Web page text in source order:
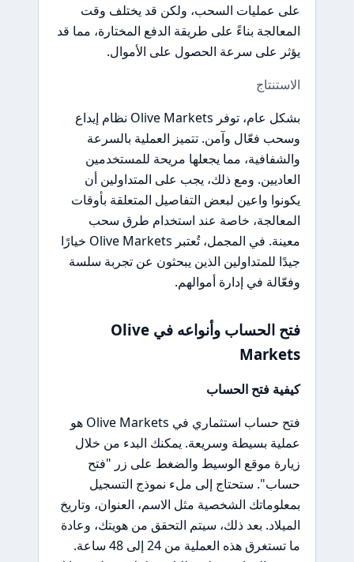
على عمليات السحب، ولكن قد يختلف وقت
المعالجة بناءً على طريقة الدفع المختارة، مما قد
يؤثر على سرعة الحصول على الأموال.
الاستنتاج
بشكل عام، توفر Olive Markets نظام إيداع
وسحب فعّال وآمن. تتميز العملية بالسرعة
والشفافية، مما يجعلها مريحة للمستخدمين
العاديين. ومع ذلك، يجب على المتداولين أن
يكونوا واعين لبعض التفاصيل المتعلقة بأوقات
المعالجة، خاصة عند استخدام طرق سحب
معينة. في المجمل، تُعتبر Olive Markets خيارًا
جيدًا للمتداولين الذين يبحثون عن تجربة سلسة
وفعّالة في إدارة أموالهم.
فتح الحساب وأنواعه في Olive
Markets
كيفية فتح الحساب
فتح حساب استثماري في Olive Markets هو
عملية بسيطة وسريعة. يمكنك البدء من خلال
زيارة موقع الوسيط والضغط على زر "فتح
حساب". ستحتاج إلى ملء نموذج التسجيل
بمعلوماتك الشخصية مثل الاسم، العنوان، وتاريخ
الميلاد. بعد ذلك، سيتم التحقق من هويتك، وعادة
ما تستغرق هذه العملية من 24 إلى 48 ساعة.